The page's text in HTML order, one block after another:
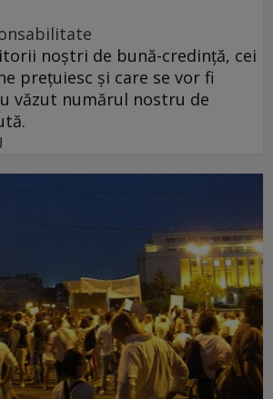
noștri de bună-credință, cei
prețuiesc și care se vor fi
văzut numărul nostru de